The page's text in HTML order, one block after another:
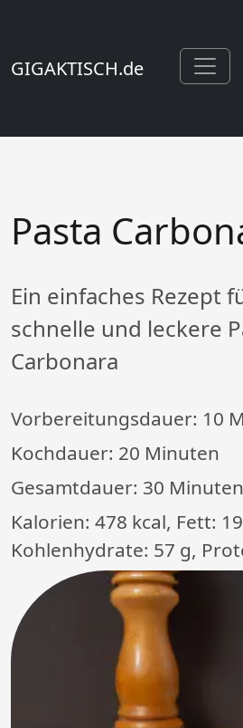
GIGAKTISCH.de
Pasta
Ein einfaches Rezept
schnelle und leckere
Carbonara
Vorbereitungsdauer: 10
Kochdauer: 20 Minuten
Gesamtdauer: 30 Minuten
Kalorien: 478 kcal, Fett:
Kohlenhydrate: 57 g,